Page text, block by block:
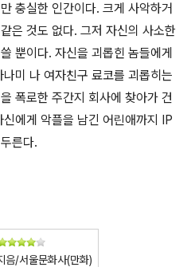
충실한 인간이다. 크게 사악하거
은 것도 없다. 그저 자신의 사소한
뿐이다. 자신을 괴롭힌 놈들에게
미 나 여자친구 료코를 괴롭히는
폭로한 주간지 회사에 찾아가 건
에게 악플을 남긴 어린애까지 IP
른다.
음/서울문화사(만화)